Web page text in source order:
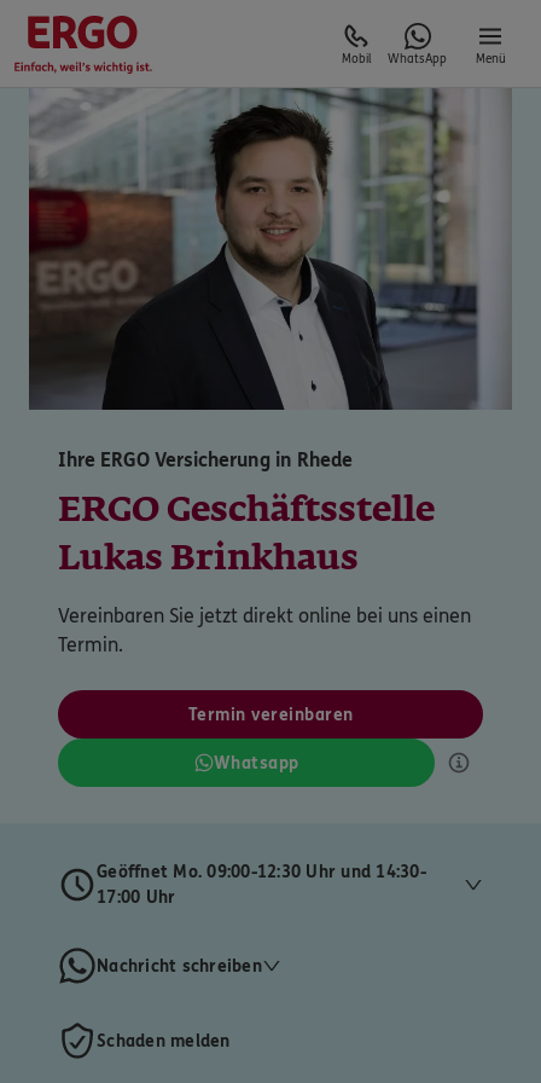
Mobil WhatsApp Menü
Ihre ERGO Versicherung in Rhede
ERGO Geschäftsstelle
Lukas Brinkhaus
Vereinbaren Sie jetzt direkt online bei uns einen
Termin.
Termin vereinbaren
Whatsapp
Geöffnet Mo. 09:00-12:30 Uhr und 14:30-
17:00 Uhr
Nachricht schreiben
Schaden melden